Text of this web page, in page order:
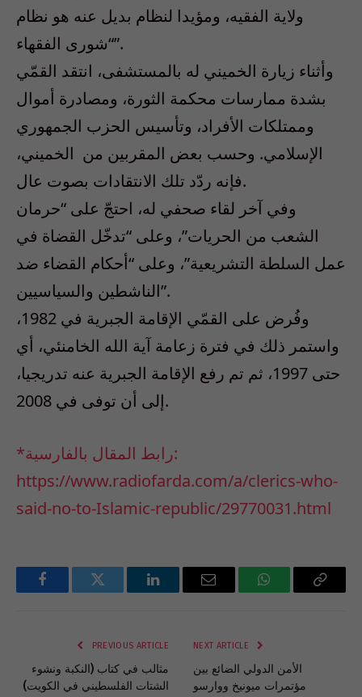
ولاية الفقيه، ومؤيدا لنظام بديل عنه هو نظام
“شورى الفقهاء”.
وأثناء زيارة الخميني له بالمستشفى، انتقد القمّي
بشدة ممارسات محكمة الثورة، ومصادرة أموال
وممتلكات الأفراد، وتأسيس الحزب الجمهوري
الإسلامي. وحسب بعض المقربين من الخميني،
فإنه ردّد تلك الانتقادات بصوت عال.
وفي آخر لقاء صحفي له، احتجّ على “حرمان
الشعب من الحريات”، وعلى “تدخّل القضاة في
عمل السلطة التشريعية”، وعلى “أحكام القضاء ضد
الناشطين والسياسيين”.
وفُرض على القمّي الإقامة الجبرية في 1982،
واستمر ذلك في فترة زعامة آية الله الخامنئي، أي
حتى 1997، ثم تم رفع الإقامة الجبرية عنه تدريجيا،
إلى أن توفى في 2008.
*رابط المقال بالفارسية:
https://www.radiofarda.com/a/clerics-who-
said-no-to-Islamic-republic/29770031.html
FacebookTwitter LinkedInEmail WhatsAppCopy
PREVIOUS ARTICLE
مثالب في كتاب (النكبة ونشوء
الشتات الفلسطيني في الكويت)
NEXT ARTICLE
الأمن الدولي الضائع بين
مؤتمرات ميونيخ ووارسو